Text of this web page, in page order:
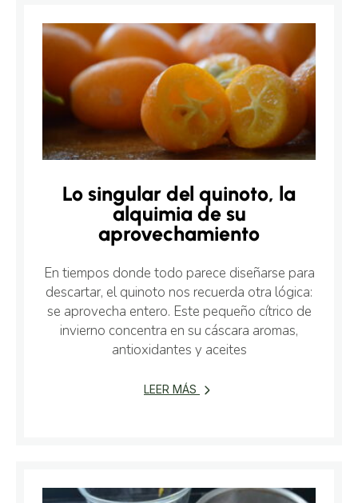
Lo singular del quinoto, la
alquimia de su
aprovechamiento
En tiempos donde todo parece diseñarse para
descartar, el quinoto nos recuerda otra lógica:
se aprovecha entero. Este pequeño cítrico de
invierno concentra en su cáscara aromas,
antioxidantes y aceites
LEER MÁS